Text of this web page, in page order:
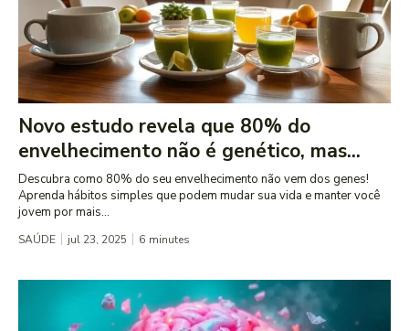
Novo estudo revela que 80% do
envelhecimento não é genético, mas...
Descubra como 80% do seu envelhecimento não vem dos genes!
Aprenda hábitos simples que podem mudar sua vida e manter você
jovem por mais...
SAÚDE jul 23, 2025 6 minutes